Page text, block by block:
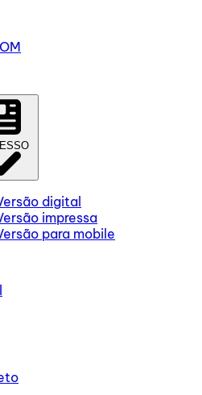
digital
impressa
para mobile